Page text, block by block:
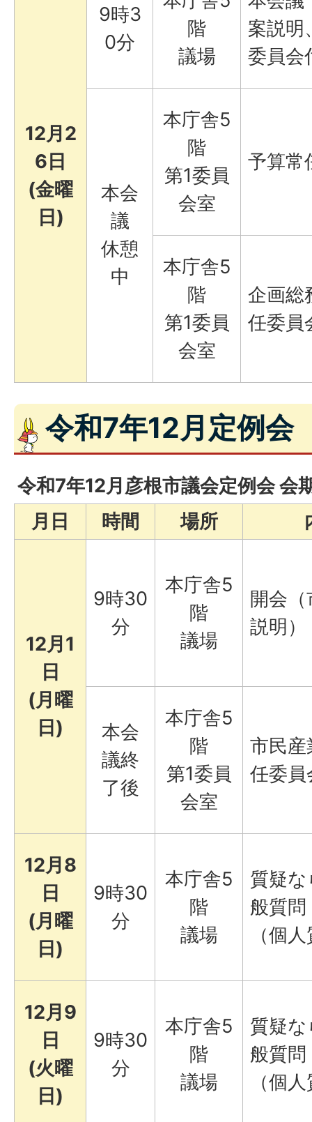
12月2
6日
(金曜
日)
9時3
0分
階
議場
案説明
委員会
本会
議
休憩
中
本庁舎5
階
第1委員
会室
予算常
本庁舎5
階
第1委員
会室
企画総
任委員
令和7年12月定例会
令和7年12月彦根市議会定例会 会
月日
時間 場所
12月1
日
(月曜
日)
9時30
分
本庁舎5
階
議場
開会
説明）
本会
議終
了後
本庁舎5
階
第1委員
会室
市民産
任委員
12月8
日
(月曜
日)
9時30
分
本庁舎5
階
議場
質疑
般質問
（個
12月9
日
(火曜
日)
9時30
分
本庁舎5
階
議場
質疑
般質問
（個